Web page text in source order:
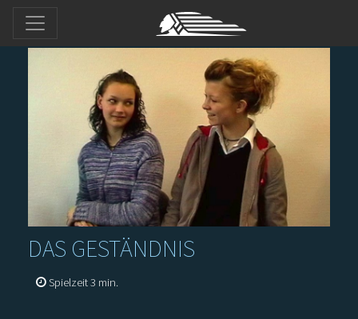
DAS GESTÄNDNIS
Spielzeit 3 min.